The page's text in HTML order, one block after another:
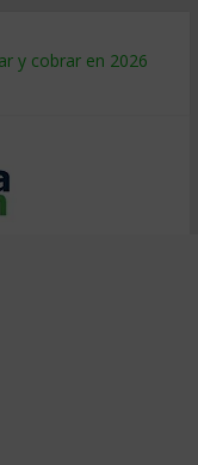
y cobrar en 2026
tan caro
a tiempo
qué hacer
y venderle